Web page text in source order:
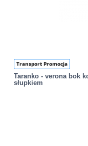
Transport Promocja
Taranko - verona bok
słupkiem